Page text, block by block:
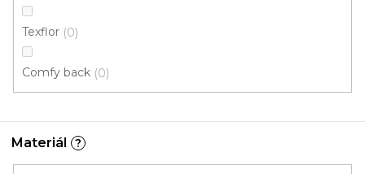
Texflor 0
Comfy back 0
Materiál ?